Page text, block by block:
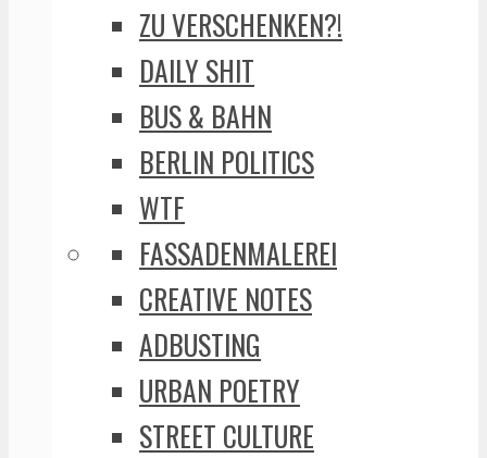
ZU VERSCHENKEN?!
DAILY SHIT
BUS & BAHN
BERLIN POLITICS
WTF
FASSADENMALEREI
CREATIVE NOTES
ADBUSTING
URBAN POETRY
STREET CULTURE